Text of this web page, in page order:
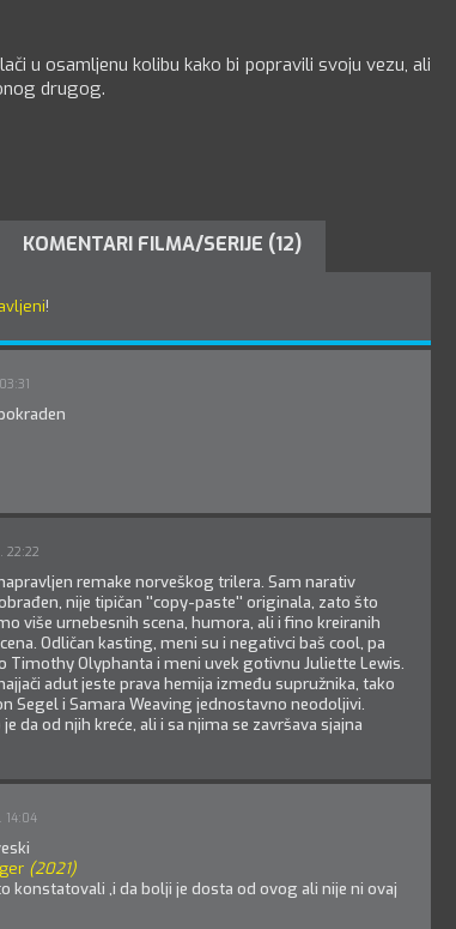
u osamljenu kolibu kako bi popravili svoju vezu, ali
drugog.
KOMENTARI FILMA/SERIJE (12)
!
22:22
remake norveškog trilera. Sam narativ
nije tipičan ''copy-paste'' originala, zato što
više urnebesnih scena, humora, ali i fino kreiranih
Odličan kasting, meni su i negativci baš cool, pa
Timothy Olyphanta i meni uvek gotivnu Juliette Lewis.
adut jeste prava hemija između supružnika, tako
Segel i Samara Weaving jednostavno neodoljivi.
da od njih kreće, ali i sa njima se završava sjajna
14:04
(2021)
konstatovali ,i da bolji je dosta od ovog ali nije ni ovaj